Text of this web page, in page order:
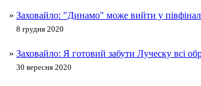
» Заховайло: "Динамо" може вийти у
8 грудня 2020
» Заховайло: Я готовий забути Луческу всі
30 вересня 2020